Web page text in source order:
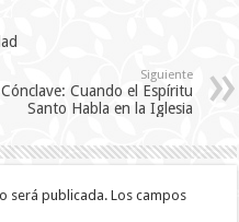
Siguiente
Cónclave: Cuando el Espíritu
Santo Habla en la Iglesia
será publicada. Los campos